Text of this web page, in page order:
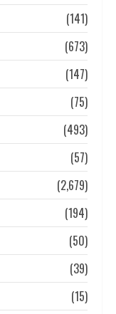
(141)
(673)
(147)
(75)
(493)
(57)
(2,679)
(194)
(50)
(39)
(15)